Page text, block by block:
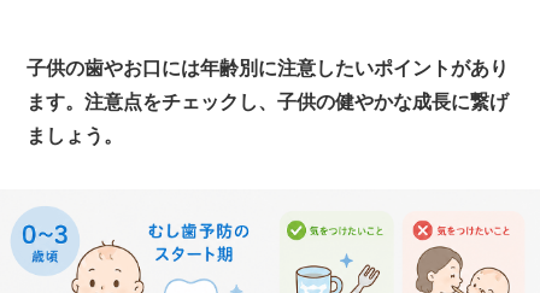
子供の歯やお口には年齢別に注意したいポイントがあり
ます。注意点をチェックし、子供の健やかな成長に繋げ
ましょう。